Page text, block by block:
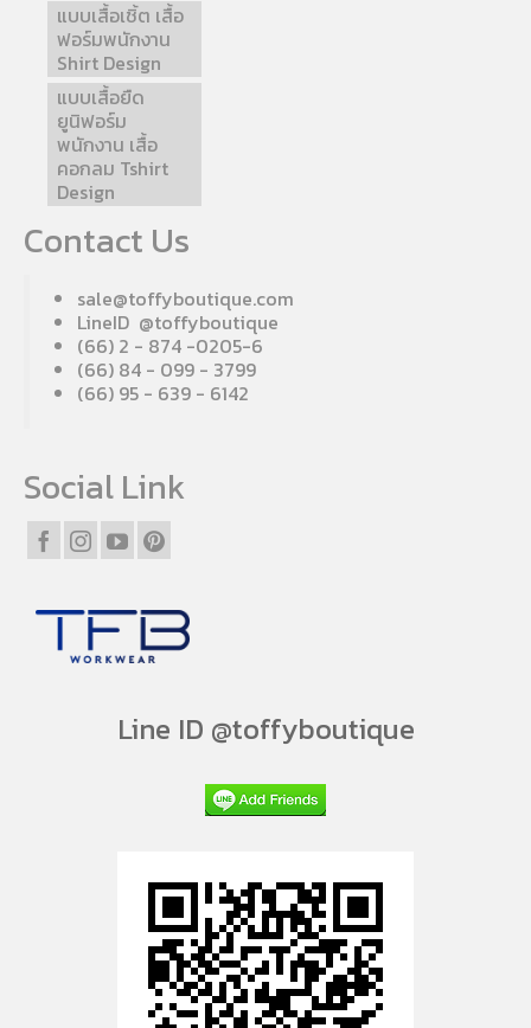
แบบเสื้อเชิ้ต เสื้อ
ฟอร์มพนักงาน
Shirt Design
แบบเสื้อยืด
ยูนิฟอร์ม
พนักงาน เสื้อ
คอกลม Tshirt
Design
Contact Us
sale@toffyboutique.com
LineID @toffyboutique
(66) 2 - 874 -0205-6
(66) 84 - 099 - 3799
(66) 95 - 639 - 6142
Social Link
Line ID @toffyboutique